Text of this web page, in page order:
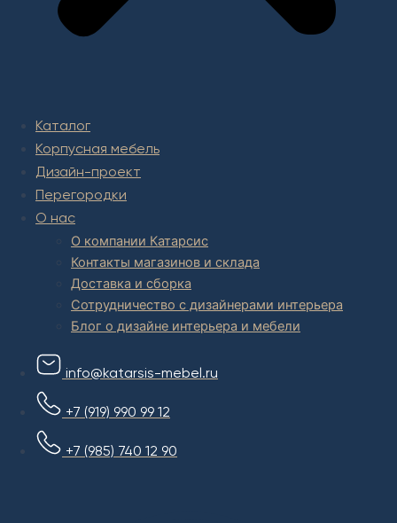
Каталог
Корпусная мебель
Дизайн-проект
Перегородки
О нас
О компании Катарсис
Контакты магазинов и склада
Доставка и сборка
Сотрудничество с дизайнерами интерьера
Блог о дизайне интерьера и мебели
info@katarsis-mebel.ru
+7 (919) 990 99 12
+7 (985) 740 12 90
В салоне мебели
есть и готовые товары, которые можем доставить уже сегодня,
корпусная мебель на заказ, включая кухни.